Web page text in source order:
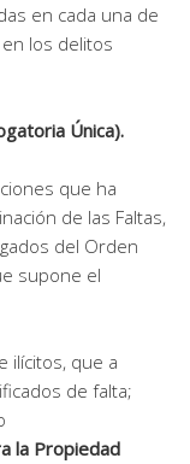
en cada una de
los delitos
Única).
que ha
de las Faltas,
del Orden
supone el
ilícitos, que a
de falta;
la Propiedad